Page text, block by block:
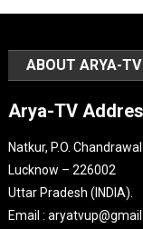
ABOUT ARYA-TV
Arya-TV
Natkur, P.O.
Lucknow – 226002
Uttar Pradesh (INDIA).
Email :